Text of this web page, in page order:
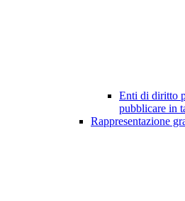
Enti di diritto
pubblicare in
Rappresentazione